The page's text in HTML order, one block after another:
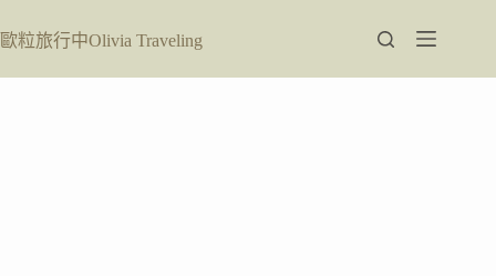
至
歐粒旅行中Olivia Traveling